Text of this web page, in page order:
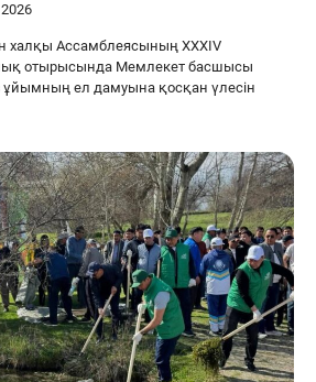
халқы Ассамблеясының XXXIV
отырысында Мемлекет басшысы
ел дамуына қосқан үлесін